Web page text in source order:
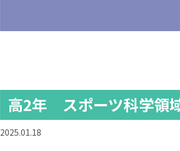
高2年 スポーツ科学
2025.01.18